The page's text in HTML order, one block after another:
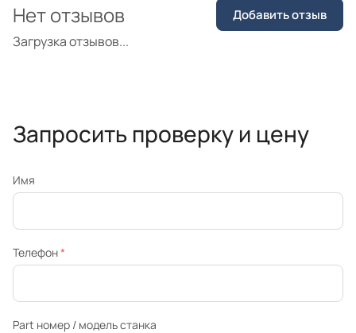
Загрузка отзывов...
Нет отзывов Добавить отзыв
Запросить проверку и цену
Имя
Телефон*
Part номер / модель станка